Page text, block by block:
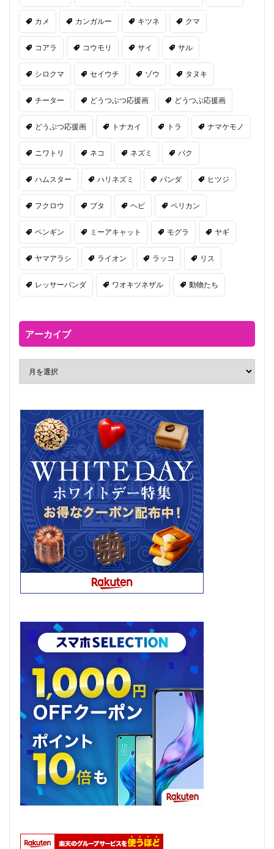
カメ カンガルー キツネ クマ
コアラ コウモリ サイ サル
シロクマ セイウチ ゾウ タヌキ
チーター どうつぶつ応援画 どうつぶ応援画
どうぶつ応援画 トナカイ トラ ナマケモノ
ニワトリ ネコ ネズミ バク
ハムスター ハリネズミ パンダ ヒツジ
フクロウ ブタ ヘビ ペリカン
ペンギン ミーアキャット モグラ ヤギ
ヤマアラシ ライオン ラッコ リス
レッサーパンダ ワオキツネザル 動物たち
アーカイブ